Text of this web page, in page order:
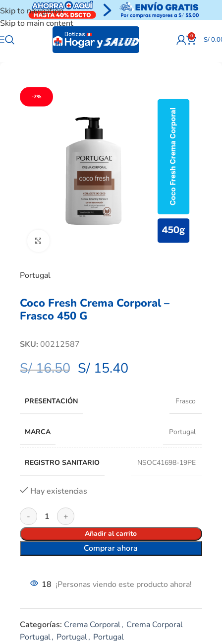
Skip to navigation
Skip to main content
0 S/
-7%
Portugal
Coco Fresh Crema Corporal –
Frasco 450 G
SKU: 00212587
S/16.50 S/ 15.40
PRESENTACIÓN Frasco
MARCA Portugal
REGISTRO SANITARIO NSOC41698-19PE
Hay existencias
Añadir al carrito
Comprar ahora
18 ¡Personas viendo este producto ahora!
Categorías: Crema Corporal, Crema Corporal
Portugal, Portugal, Portugal